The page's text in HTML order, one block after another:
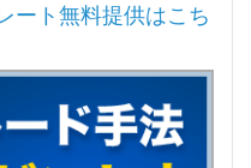
ート無料提供はこち